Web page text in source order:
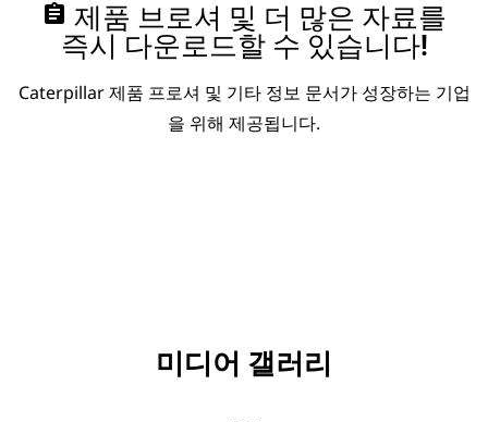
assignment 제품 브로셔 및 더 많은 자료를
즉시 다운로드할 수 있습니다!
Caterpillar 제품 프로셔 및 기타 정보 문서가 성장하는 기업
을 위해 제공됩니다.
미디어 갤러리